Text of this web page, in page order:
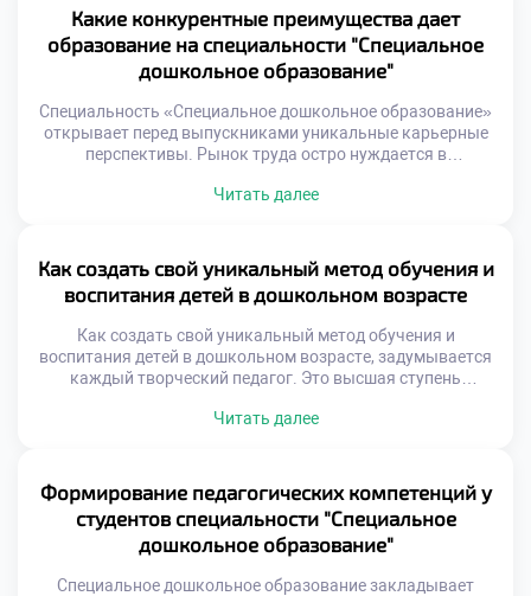
теоретические знания в живую практику. Поддержка в
этой сфере имеет свою уникальную специфику. Работа с
особыми детьми требует высокой эмоциональной
устойчивости. Студенты нуждаются […]
Какие конкурентные преимущества дает
образование на специальности "Специальное
дошкольное образование"
Специальность «Специальное дошкольное образование»
открывает перед выпускниками уникальные карьерные
перспективы. Рынок труда остро нуждается в
среди соискателей здесь значительно ниже, чем в
области становится надежным социальным лифтом.
Важно подать документы в техникум уже сегодня для
получения востребованной профессии. […]
Читать далее
Как создать свой уникальный метод обучения и
воспитания детей в дошкольном возрасте
Как создать свой уникальный метод обучения и
воспитания детей в дошкольном возрасте, задумывается
каждый творческий педагог. Это высшая ступень
методика отражает личную философию специалиста. Она
переосмысление через призму опыта. Создание метода
требует глубокого погружения […]
Читать далее
Формирование педагогических компетенций у
студентов специальности "Специальное
дошкольное образование"
Специальное дошкольное образование закладывает